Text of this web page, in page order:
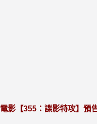
電影【355：諜影特攻】預